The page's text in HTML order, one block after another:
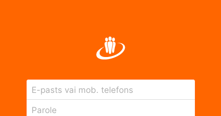
E-pasts vai mob. telefons
Parole